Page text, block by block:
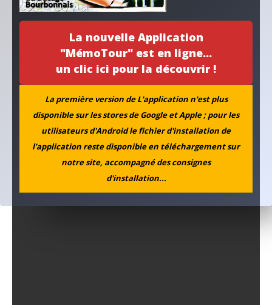
La nouvelle Application
"MémoTour" est en ligne...
un clic ici pour la découvrir !
La première version de L'application n'est plus
disponible sur les stores de Google et Apple ; pour les
utilisateurs d'Android le fichier d'installation de
l’application reste disponible en téléchargement sur
notre site, accompagné des consignes
d'installation...